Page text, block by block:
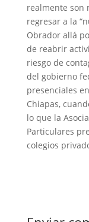
realmente son
regresar a la
Obrador allá
de reabrir
riesgo de
del gobierno
presenciales
Chiapas,
lo que la
Particulares
colegios